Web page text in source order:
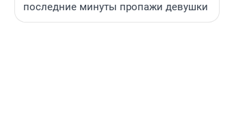
последние минуты пропажи девушки